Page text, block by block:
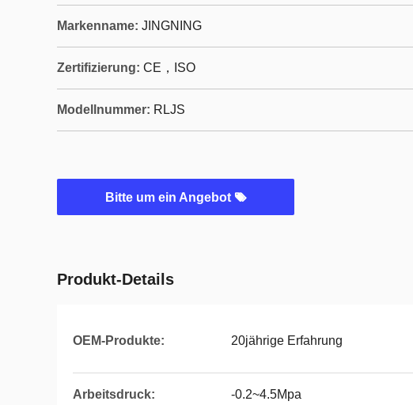
Markenname: JINGNING
Zertifizierung: CE，ISO
Modellnummer: RLJS
Bitte um ein Angebot
Produkt-Details
OEM-Produkte: 20jährige Erfahrung
Arbeitsdruck: -0.2~4.5Mpa